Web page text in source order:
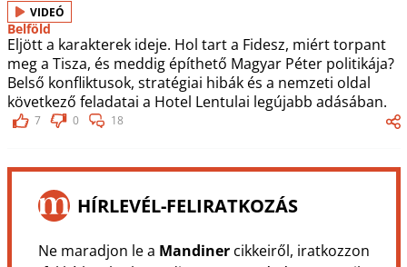
VIDEÓ
Belföld
Eljött a karakterek ideje. Hol tart a Fidesz, miért torpant
meg a Tisza, és meddig építhető Magyar Péter politikája?
Belső konfliktusok, stratégiai hibák és a nemzeti oldal
következő feladatai a Hotel Lentulai legújabb adásában.
7 0 18
HÍRLEVÉL-FELIRATKOZÁS
Ne maradjon le a Mandinercikkeiről, iratkozzon